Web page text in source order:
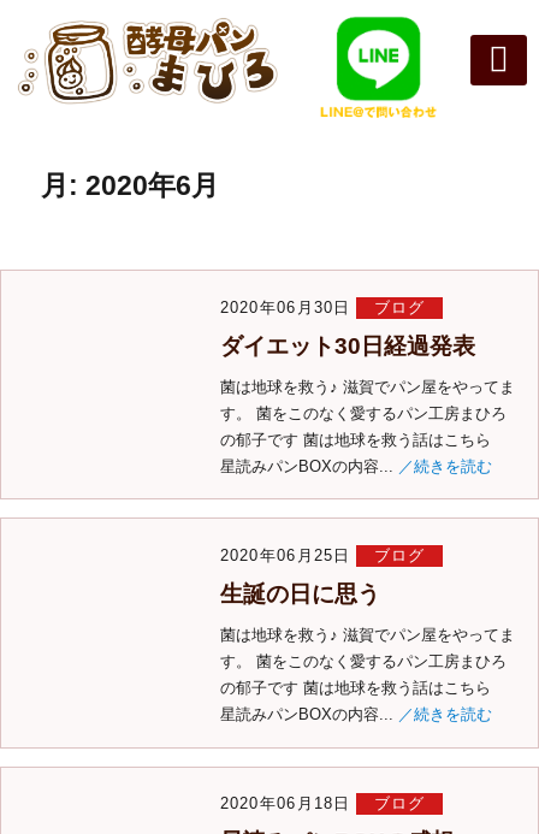
月:2020年6月
2020年06月30日 ブログ
ダイエット30日経過発表
菌は地球を救う♪ 滋賀でパン屋をやってま
す。 菌をこのなく愛するパン工房まひろ
の郁子です 菌は地球を救う話はこちら
星読みパンBOXの内容...
／続きを読む
2020年06月25日 ブログ
生誕の日に思う
菌は地球を救う♪ 滋賀でパン屋をやってま
す。 菌をこのなく愛するパン工房まひろ
の郁子です 菌は地球を救う話はこちら
星読みパンBOXの内容...
／続きを読む
2020年06月18日 ブログ